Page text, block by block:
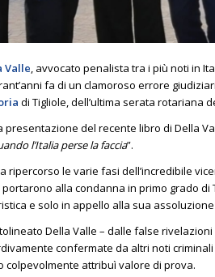
Valle , avvocato penalista tra i più noti in
fa di un clamoroso errore
di Tigliole, dell’ultima serata rotariana
presentazione del recente libro di Della
l’Italia perse la faccia”.
ripercorso le varie fasi dell’incredibile
portarono alla condanna in primo grado
e solo in appello alla sua
Della Valle – dalle false
confermate da altri noti
colpevolmente attribuì valore di prova.